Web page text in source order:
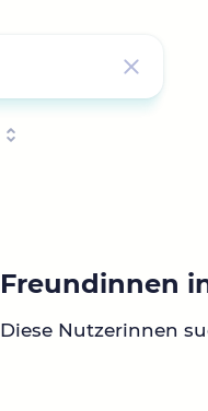
Freundinnen
Diese Nutzerinnen